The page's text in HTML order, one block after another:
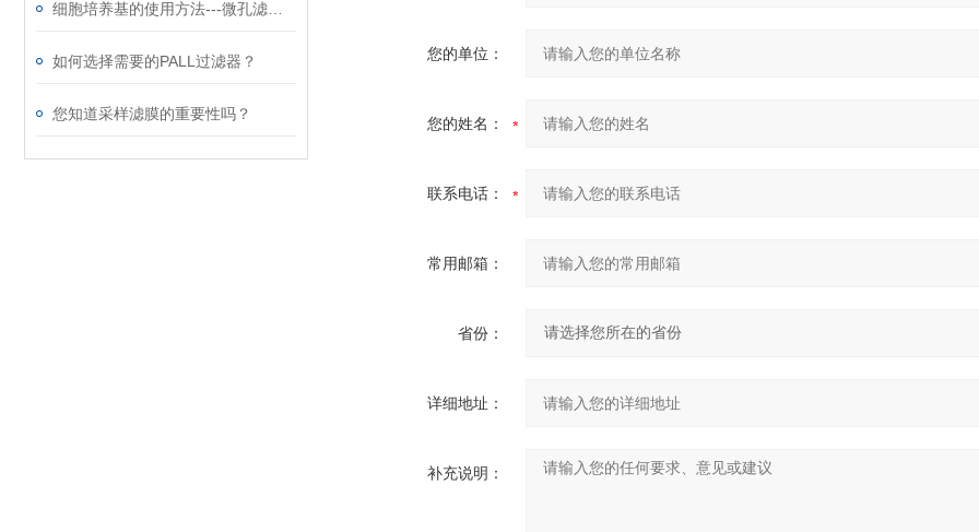
如何选择需要的PALL过滤器？
您知道采样滤膜的重要性吗？
您的单位：
您的姓名：
联系电话：
常用邮箱：
省份：
详细地址：
补充说明：